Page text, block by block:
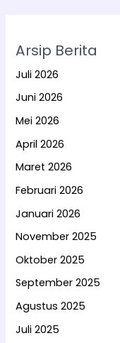
Arsip Berita
Juli 2026
Juni 2026
Mei 2026
April 2026
Maret 2026
Februari 2026
Januari 2026
November 2025
Oktober 2025
September 2025
Agustus 2025
Juli 2025